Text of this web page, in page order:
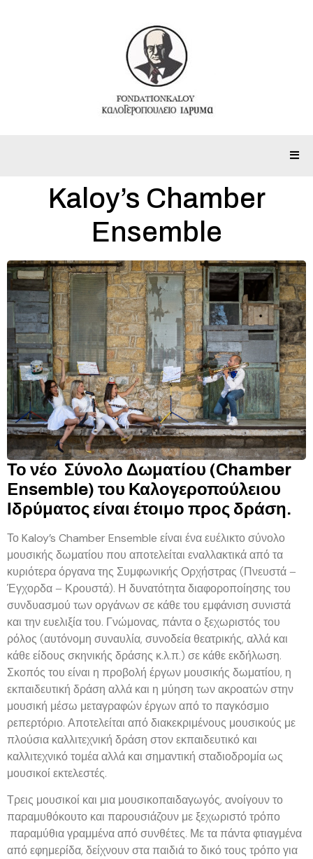
Kaloy’s Chamber
Ensemble
Το νέο Σύνολο Δωματίου (Chamber
Ensemble) του Καλογεροπούλειου
Ιδρύματος είναι έτοιμο προς δράση.
ΤοKaloy’s Chamber Ensemble είναι ένα ευέλικτο σύνολο
μουσικής δωματίου που αποτελείται εναλλακτικά από τα
κυριότερα όργανα της Συμφωνικής Ορχήστρας (Πνευστά –
Έγχορδα – Κρουστά). Η δυνατότητα διαφοροποίησης του
συνδυασμού των οργάνων σε κάθε του εμφάνιση συνιστά
και την ευελιξία του. Γνώμονας, πάντα ο ξεχωριστός του
ρόλος (αυτόνομη συναυλία, συνοδεία θεατρικής, αλλά και
κάθε είδους σκηνικής δράσης κ.λ.π.) σε κάθε εκδήλωση.
Σκοπός του είναι η προβολή έργων μουσικής δωματίου, η
εκπαιδευτική δράση αλλά και η μύηση των ακροατών στην
μουσική μέσω μεταγραφών έργων από το παγκόσμιο
ρεπερτόριο. Αποτελείται από διακεκριμένους μουσικούς με
πλούσια καλλιτεχνική δράση στον εκπαιδευτικό και
καλλιτεχνικό τομέα αλλά και σημαντική σταδιοδρομία ως
μουσικοί εκτελεστές.
Τρεις μουσικοί και μια μουσικοπαιδαγωγός, ανοίγουν το
παραμυθόκουτο και παρουσιάζουν με ξεχωριστό τρόπο
παραμύθια γραμμένα από συνθέτες. Με τα πάντα φτιαγμένα
από εφημερίδα, δείχνουν στα παιδιά το δικό τους τρόπο για